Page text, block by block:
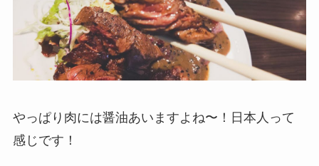
やっぱり肉には醤油あいますよね〜！日本人って
感じです！